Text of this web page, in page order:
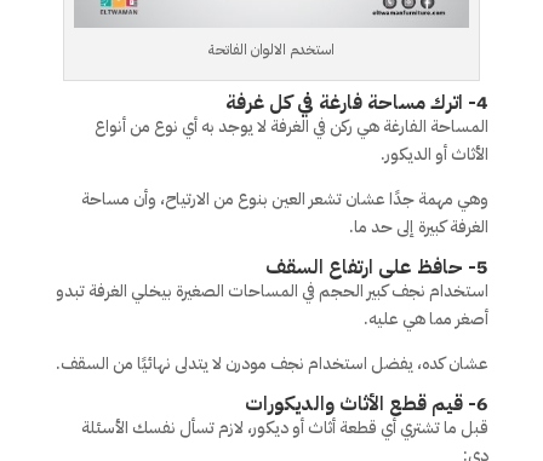
استخدم الالوان الفاتحة
4- اترك مساحة فارغة في كل غرفة
المساحة الفارغة هي ركن في الغرفة لا يوجد به أي نوع من أنواع
الأثاث أو الديكور.
وهي مهمة جدًا عشان تشعر العين بنوع من الارتياح، وأن مساحة
الغرفة كبيرة إلى حد ما.
5- حافظ على ارتفاع السقف
استخدام نجف كبير الحجم في المساحات الصغيرة بيخلي الغرفة تبدو
أصغر مما هي عليه.
عشان كده، يفضل استخدام نجف مودرن لا يتدلى نهائيًا من السقف.
6- قيم قطع الأثاث والديكورات
قبل ما تشتري أي قطعة أثاث أو ديكور، لازم تسأل نفسك الأسئلة
دي: